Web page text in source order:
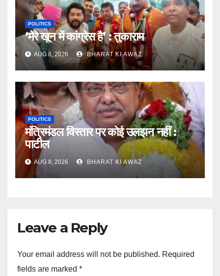
POLITICS
‘मेरे खून में कांग्रेस है’ : तुकाराम
AUG 8, 2026 BHARAT KI AWAZ
POLITICS
मंत्रिमंडल विस्तार पर कोई उलझन नहीं :
पाटील
AUG 8, 2026 BHARAT KI AWAZ
Leave a Reply
Your email address will not be published. Required
fields are marked *